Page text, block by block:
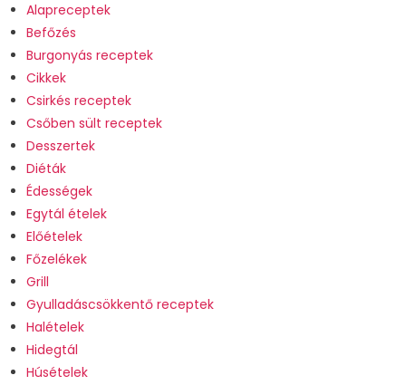
Alapreceptek
Befőzés
Burgonyás receptek
Cikkek
Csirkés receptek
Csőben sült receptek
Desszertek
Diéták
Édességek
Egytál ételek
Előételek
Főzelékek
Grill
Gyulladáscsökkentő receptek
Halételek
Hidegtál
Húsételek